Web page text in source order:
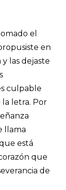
el
en
las dejaste
culpable
letra. Por
llama
está
que
de